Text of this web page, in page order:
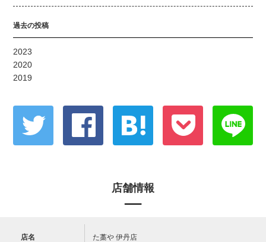
過去の投稿
2023
2020
2019
店舗情報
店名 た藁や 伊丹店